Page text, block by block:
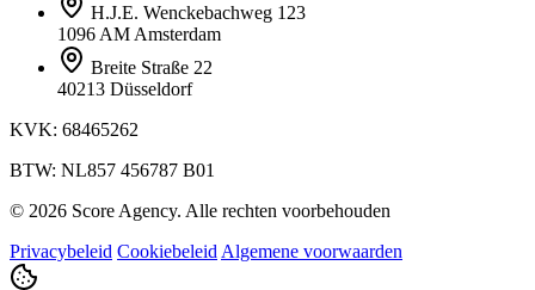
H.J.E. Wenckebachweg 123
1096 AM Amsterdam
Breite Straße 22
40213 Düsseldorf
KVK: 68465262
BTW: NL857 456787 B01
© 2026 Score Agency. Alle rechten voorbehouden
Privacybeleid Cookiebeleid Algemene voorwaarden